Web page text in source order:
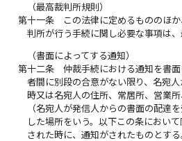
（最高裁判所規則）
第十一条
この法律に定めるもののほ
判所が行う手続に関し必要な事項は、
（書面によってする通知）
第十二条
仲裁手続における通知を書
者間に別段の合意がない限り、名宛
時又は名宛人の住所、常居所、営業
（名宛人が発信人からの書面の配達
した場所をいう。以下この条におい
された時に、通知がされたものとする